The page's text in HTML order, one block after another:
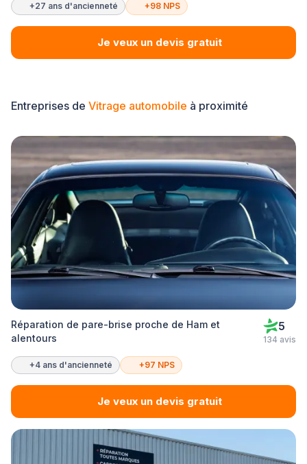
+27 ans d'ancienneté +98 NPS
Je veux un devis gratuit
Entreprises de Vitrage automobile à proximité
Réparation de pare-brise proche de Ham et
alentours
5
134 avis
+4 ans d'ancienneté +97 NPS
Je veux un devis gratuit